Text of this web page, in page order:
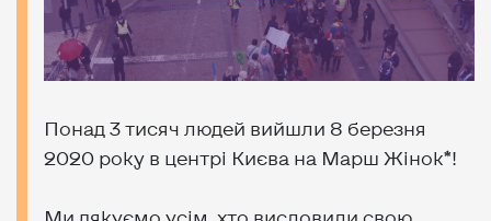
Понад 3 тисяч людей вийшли 8 березня
2020 року в центрі Києва на Марш Жінок*!